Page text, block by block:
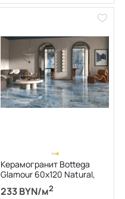
Керамогранит Bottega
Glamour 60х120 Natural,
Onice Blue, 8,5 мм
233 BYN/м2